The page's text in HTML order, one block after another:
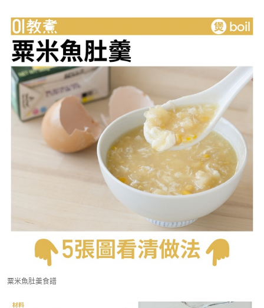
粟米魚肚羹食譜